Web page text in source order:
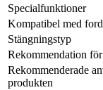
Specialfunktioner
Kompatibel med
Stängningstyp
Rekommendation
Rekommenderade
produkten